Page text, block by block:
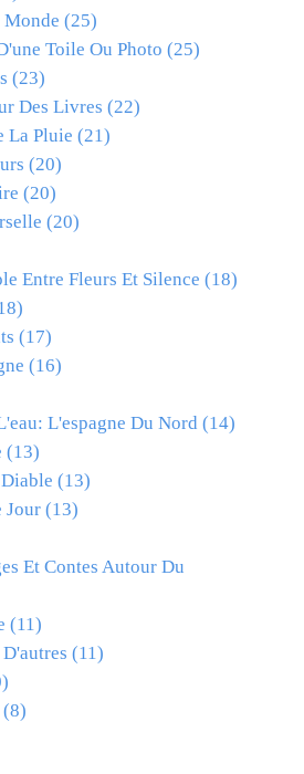
Monde (25)
Toile Ou Photo (25)
(23)
Des Livres (22)
La Pluie (21)
(20)
(20)
(20)
Entre Fleurs Et Silence (18)
(17)
(16)
L'espagne Du Nord (14)
(13)
(13)
Jour (13)
Et Contes Autour Du
(11)
(11)
(8)